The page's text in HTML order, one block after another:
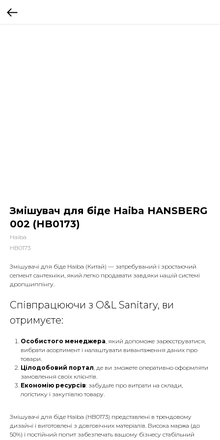
Змішувач для біде Haiba HANSBERG
002 (HB0173)
Haiba
HB0173
Змішувачі для біде Haiba (Китай) — затребуваний і зростаючий
сегмент сантехніки, який легко продавати завдяки нашій системі
дропшиппінгу.
Співпрацюючи з O&L Sanitary, ви
отримуєте:
Особистого менеджера, який допоможе зареєструватися,
вибрати асортимент і налаштувати вивантаження даних про
товари.
Цілодобовий портал, де ви зможете оперативно оформляти
замовлення своїх клієнтів.
Економію ресурсів: забудьте про витрати на склади,
логістику і закупівлю товару.
Змішувачі для біде Haiba (HB0173) представлені в трендовому
дизайні і виготовлені з довговічних матеріалів. Висока маржа (до
50%) і постійний попит забезпечать вашому бізнесу стабільний